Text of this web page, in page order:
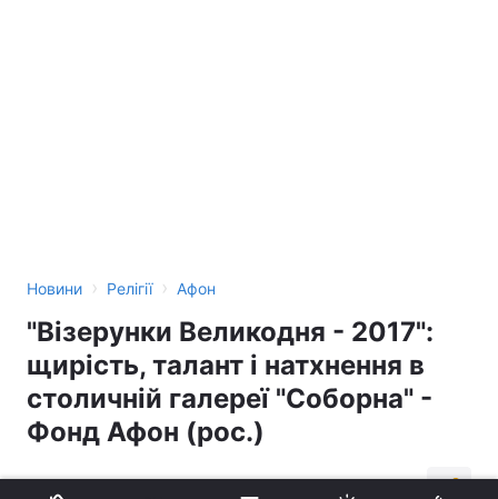
Новини › Релігії › Афон
"Візерунки Великодня - 2017":
щирість, талант і натхнення в
столичній галереї "Соборна" -
Фонд Афон (рос.)